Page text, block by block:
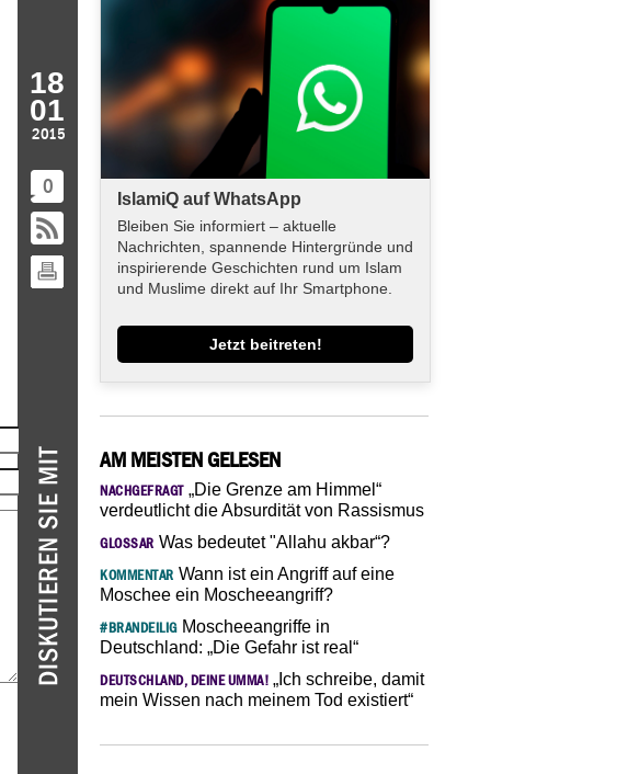
18
01
2015
0
IslamiQ auf WhatsApp
Bleiben Sie informiert – aktuelle
Nachrichten, spannende Hintergründe und
inspirierende Geschichten rund um Islam
und Muslime direkt auf Ihr Smartphone.
Jetzt beitreten!
AM MEISTEN GELESEN
NACHGEFRAGT„Die Grenze am Himmel“
verdeutlicht die Absurdität von Rassismus
GLOSSAR Was bedeutet "Allahu akbar“?
KOMMENTAR Wann ist ein Angriff auf eine
Moschee ein Moscheeangriff?
#BRANDEILIGMoscheeangriffe in
Deutschland: „Die Gefahr ist real“
DEUTSCHLAND, DEINE UMMA! „Ich schreibe, damit
mein Wissen nach meinem Tod existiert“